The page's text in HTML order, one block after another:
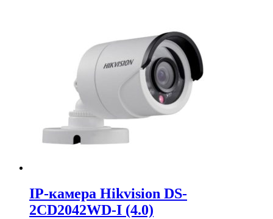
IP-камера Hikvision DS-
2CD2042WD-I (4.0)